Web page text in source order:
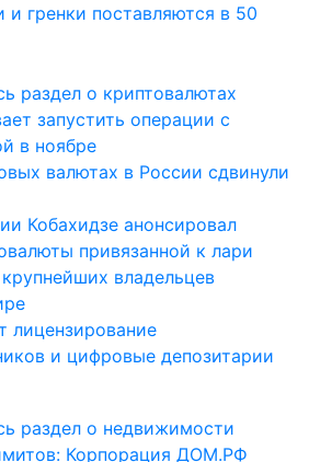
и гренки поставляются в 50
запустить операции с
в ноябре
валютах в России сдвинули
Кобахидзе анонсировал
привязанной к лари
владельцев
лицензирование
и цифровые депозитарии
Корпорация ДОМ.РФ